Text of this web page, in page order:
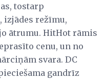
tostarp
izjādes režīmu,
ātrumu. HitHot rāmis
cenu, un no
svara. DC
gandrīz